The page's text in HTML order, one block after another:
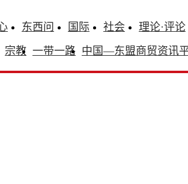
东西问 国际 社会 理论·评论
宗教 一带一路 中国—东盟商贸资讯